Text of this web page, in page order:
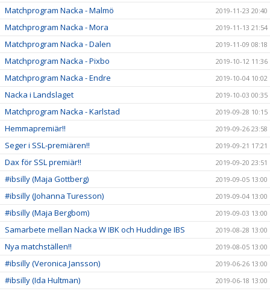
Matchprogram Nacka - Malmö 2019-11-23 20:40
Matchprogram Nacka - Mora 2019-11-13 21:54
Matchprogram Nacka - Dalen 2019-11-09 08:18
Matchprogram Nacka - Pixbo 2019-10-12 11:36
Matchprogram Nacka - Endre 2019-10-04 10:02
Nacka i Landslaget 2019-10-03 00:35
Matchprogram Nacka - Karlstad 2019-09-28 10:15
Hemmapremiär!! 2019-09-26 23:58
Seger i SSL-premiären!! 2019-09-21 17:21
Dax för SSL premiär!! 2019-09-20 23:51
#ibsilly (Maja Gottberg) 2019-09-05 13:00
#ibsilly (Johanna Turesson) 2019-09-04 13:00
#ibsilly (Maja Bergbom) 2019-09-03 13:00
Samarbete mellan Nacka W IBK och Huddinge IBS 2019-08-28 13:00
Nya matchställen!! 2019-08-05 13:00
#ibsilly (Veronica Jansson) 2019-06-26 13:00
#ibsilly (Ida Hultman) 2019-06-18 13:00